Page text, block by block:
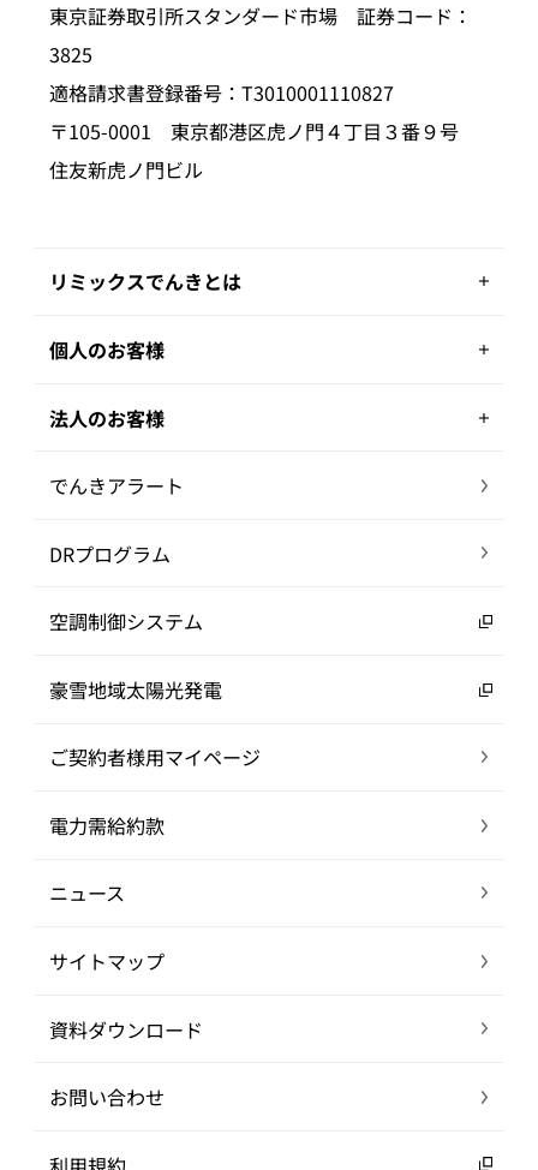
東京証券取引所スタンダード市場 証券コード：
3825
適格請求書登録番号：T3010001110827
〒105-0001 東京都港区虎ノ門４丁目３番９号
住友新虎ノ門ビル
リミックスでんきとは
個人のお客様
法人のお客様
でんきアラート
DRプログラム
空調制御システム
豪雪地域太陽光発電
ご契約者様用マイページ
電力需給約款
ニュース
サイトマップ
資料ダウンロード
お問い合わせ